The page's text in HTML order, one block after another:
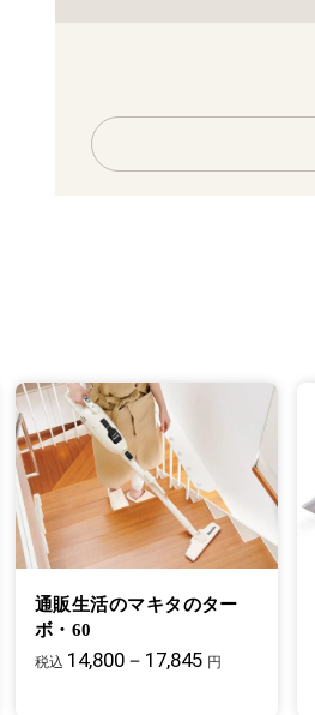
通販生活のマキタのター
ボ・60
税込 14,800－17,845 円